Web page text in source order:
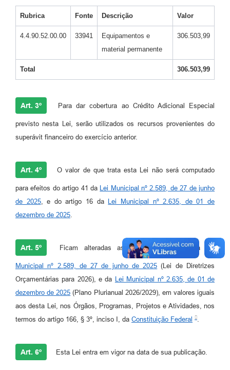
Rubrica Fonte Descrição Valor
4.4.90.52.00.00 33941
Equipamentos e
material permanente
306.503,99
Total 306.503,99
Art. 3º Para dar cobertura ao Crédito Adicional Especial
previsto nesta Lei, serão utilizados os recursos provenientes do
superávit financeiro do exercício anterior.
Art. 4º O valor de que trata esta Lei não será computado
para efeitos do artigo 41 da Lei Municipal nº 2.589, de 27 de junho
de 2025, e do artigo 16 da Lei Municipal nº 2.635, de 01 de
dezembro de 2025
Art. 5º Ficam alteradas as metas financeiras da Lei
Municipal nº 2.589, de 27 de junho de 2025 (Lei de Diretrizes
Orçamentárias para 2026), e da Lei Municipal nº 2.635, de 01 de
dezembro de 2025 (Plano Plurianual 2026/2029), em valores iguais
aos desta Lei, nos Órgãos, Programas, Projetos e Atividades, nos
termos do artigo 166, § 3º, inciso I, da Constituição Federal
Art. 6º Esta Lei entra em vigor na data de sua publicação.